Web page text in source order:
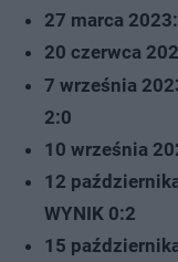
27 marca 2023:
20 czerwca
7 września
2:0
10 września
12
WYNIK 0:2
15